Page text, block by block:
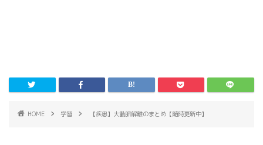
HOME 学習 【疾患】大動脈解離のまとめ【随時更新中】